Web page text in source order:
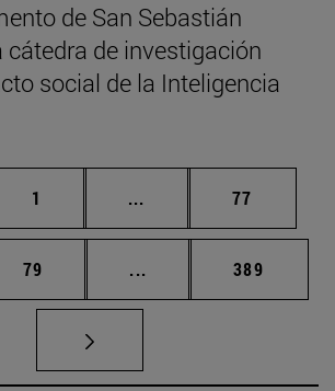
de San Sebastián
de investigación
social de la Inteligencia
Página
1 ... Páginas intermedias
Página
77
Página
79 ... Páginas intermedias
Página
389